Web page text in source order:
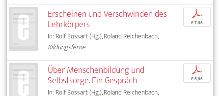
Erscheinen und Verschwinden des
Lehrkörpers
In: Rolf Bossart (Hg.), Roland Reichenbach,
Bildungsferne
p
€ 7,95
Über Menschenbildung und
Selbstsorge. Ein Gespräch
In: Rolf Bossart (Hg.), Roland Reichenbach,
p
€ 5,95